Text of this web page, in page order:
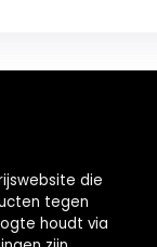
die
tegen
houdt via